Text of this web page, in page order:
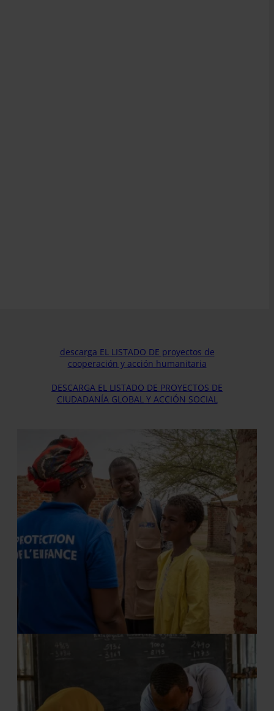
descarga EL LISTADO DE proyectos de
cooperación y acción humanitaria
DESCARGA EL LISTADO DE PROYECTOS DE
CIUDADANÍA GLOBAL Y ACCIÓN SOCIAL